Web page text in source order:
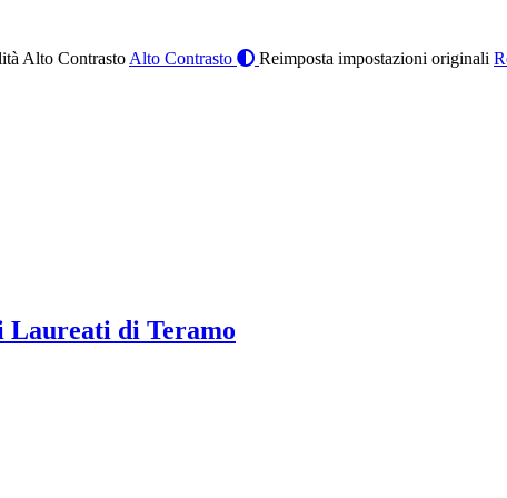
Alto Contrasto Alto Contrasto Reimposta impostazioni originali
Laureati di Teramo